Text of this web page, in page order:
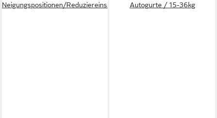
Neigungspositionen/Reduziereinsatz
Autogurte / 15-36kg